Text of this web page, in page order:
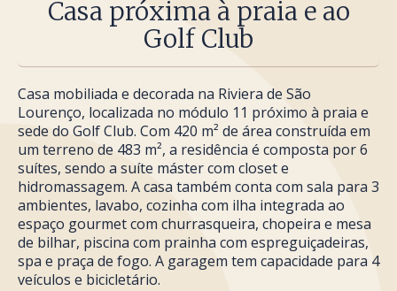
Casa próxima à praia e ao
Golf Club
Casa mobiliada e decorada na Riviera de São
Lourenço, localizada no módulo 11 próximo à praia e
sede do Golf Club. Com 420 m² de área construída em
um terreno de 483 m², a residência é composta por 6
suítes, sendo a suíte máster com closet e
hidromassagem. A casa também conta com sala para 3
ambientes, lavabo, cozinha com ilha integrada ao
espaço gourmet com churrasqueira, chopeira e mesa
de bilhar, piscina com prainha com espreguiçadeiras,
spa e praça de fogo. A garagem tem capacidade para 4
veículos e bicicletário.